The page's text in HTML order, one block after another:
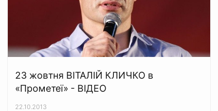
23 жовтня ВІТАЛІЙ КЛИЧКО в
«Прометеї» - ВІДЕО
22.10.2013